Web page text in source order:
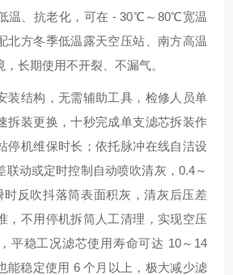
温、抗老化，可在 - 30℃～80℃宽温
北方冬季低温露天空压站、南方高温
长期使用不开裂、不漏气。
装结构，无需辅助工具，检修人员单
拆装更换，十秒完成单支滤芯拆装作
停机维保时长；依托脉冲在线自洁设
联动或定时控制自动喷吹清灰，0.4～
时反吹抖落筒表面积灰，清灰后压差
，不用停机拆筒人工清理，实现空压
平稳工况滤芯使用寿命可达 10～14
能稳定使用 6 个月以上，极大减少滤